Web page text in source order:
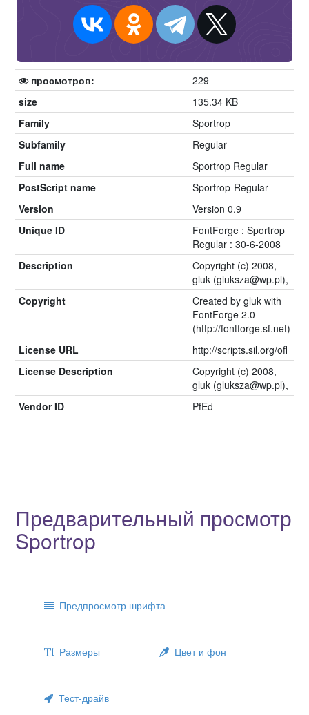
просмотров:
229
size
135.34 KB
Family
Sportrop
Subfamily
Regular
Full name
Sportrop Regular
PostScript name
Sportrop-Regular
Version
Version 0.9
Unique ID
FontForge : Sportrop
Regular : 30-6-2008
Description
Copyright (c) 2008,
gluk (gluksza@wp.pl),
Copyright
Created by gluk with
FontForge 2.0
(http://fontforge.sf.net)
License URL
http://scripts.sil.org/ofl
License Description
Copyright (c) 2008,
gluk (gluksza@wp.pl),
Vendor ID
PfEd
Предварительный просмотр
Sportrop
Предпросмотр шрифта
Размеры Цвет и фон
Тест-драйв